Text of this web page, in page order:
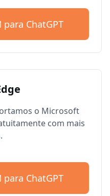
para ChatGPT
o Microsoft
com mais
para ChatGPT